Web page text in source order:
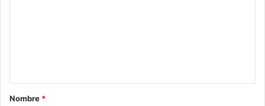
Nombre *